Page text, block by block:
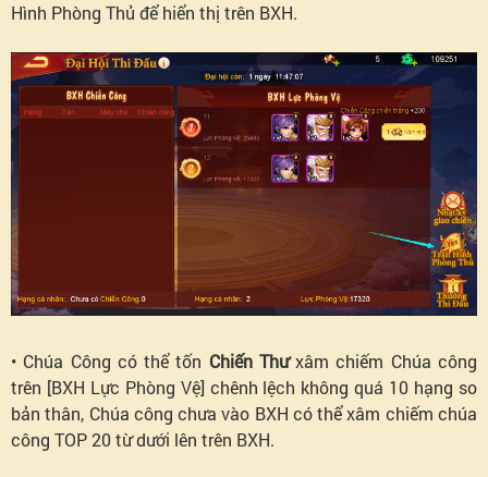
Hình Phòng Thủ để hiển thị trên BXH.
• Chúa Công có thể tốn Chiến Thưxâm chiếm Chúa công
trên [BXH Lực Phòng Vệ] chênh lệch không quá 10 hạng so
bản thân, Chúa công chưa vào BXH có thể xâm chiếm chúa
công TOP 20 từ dưới lên trên BXH.